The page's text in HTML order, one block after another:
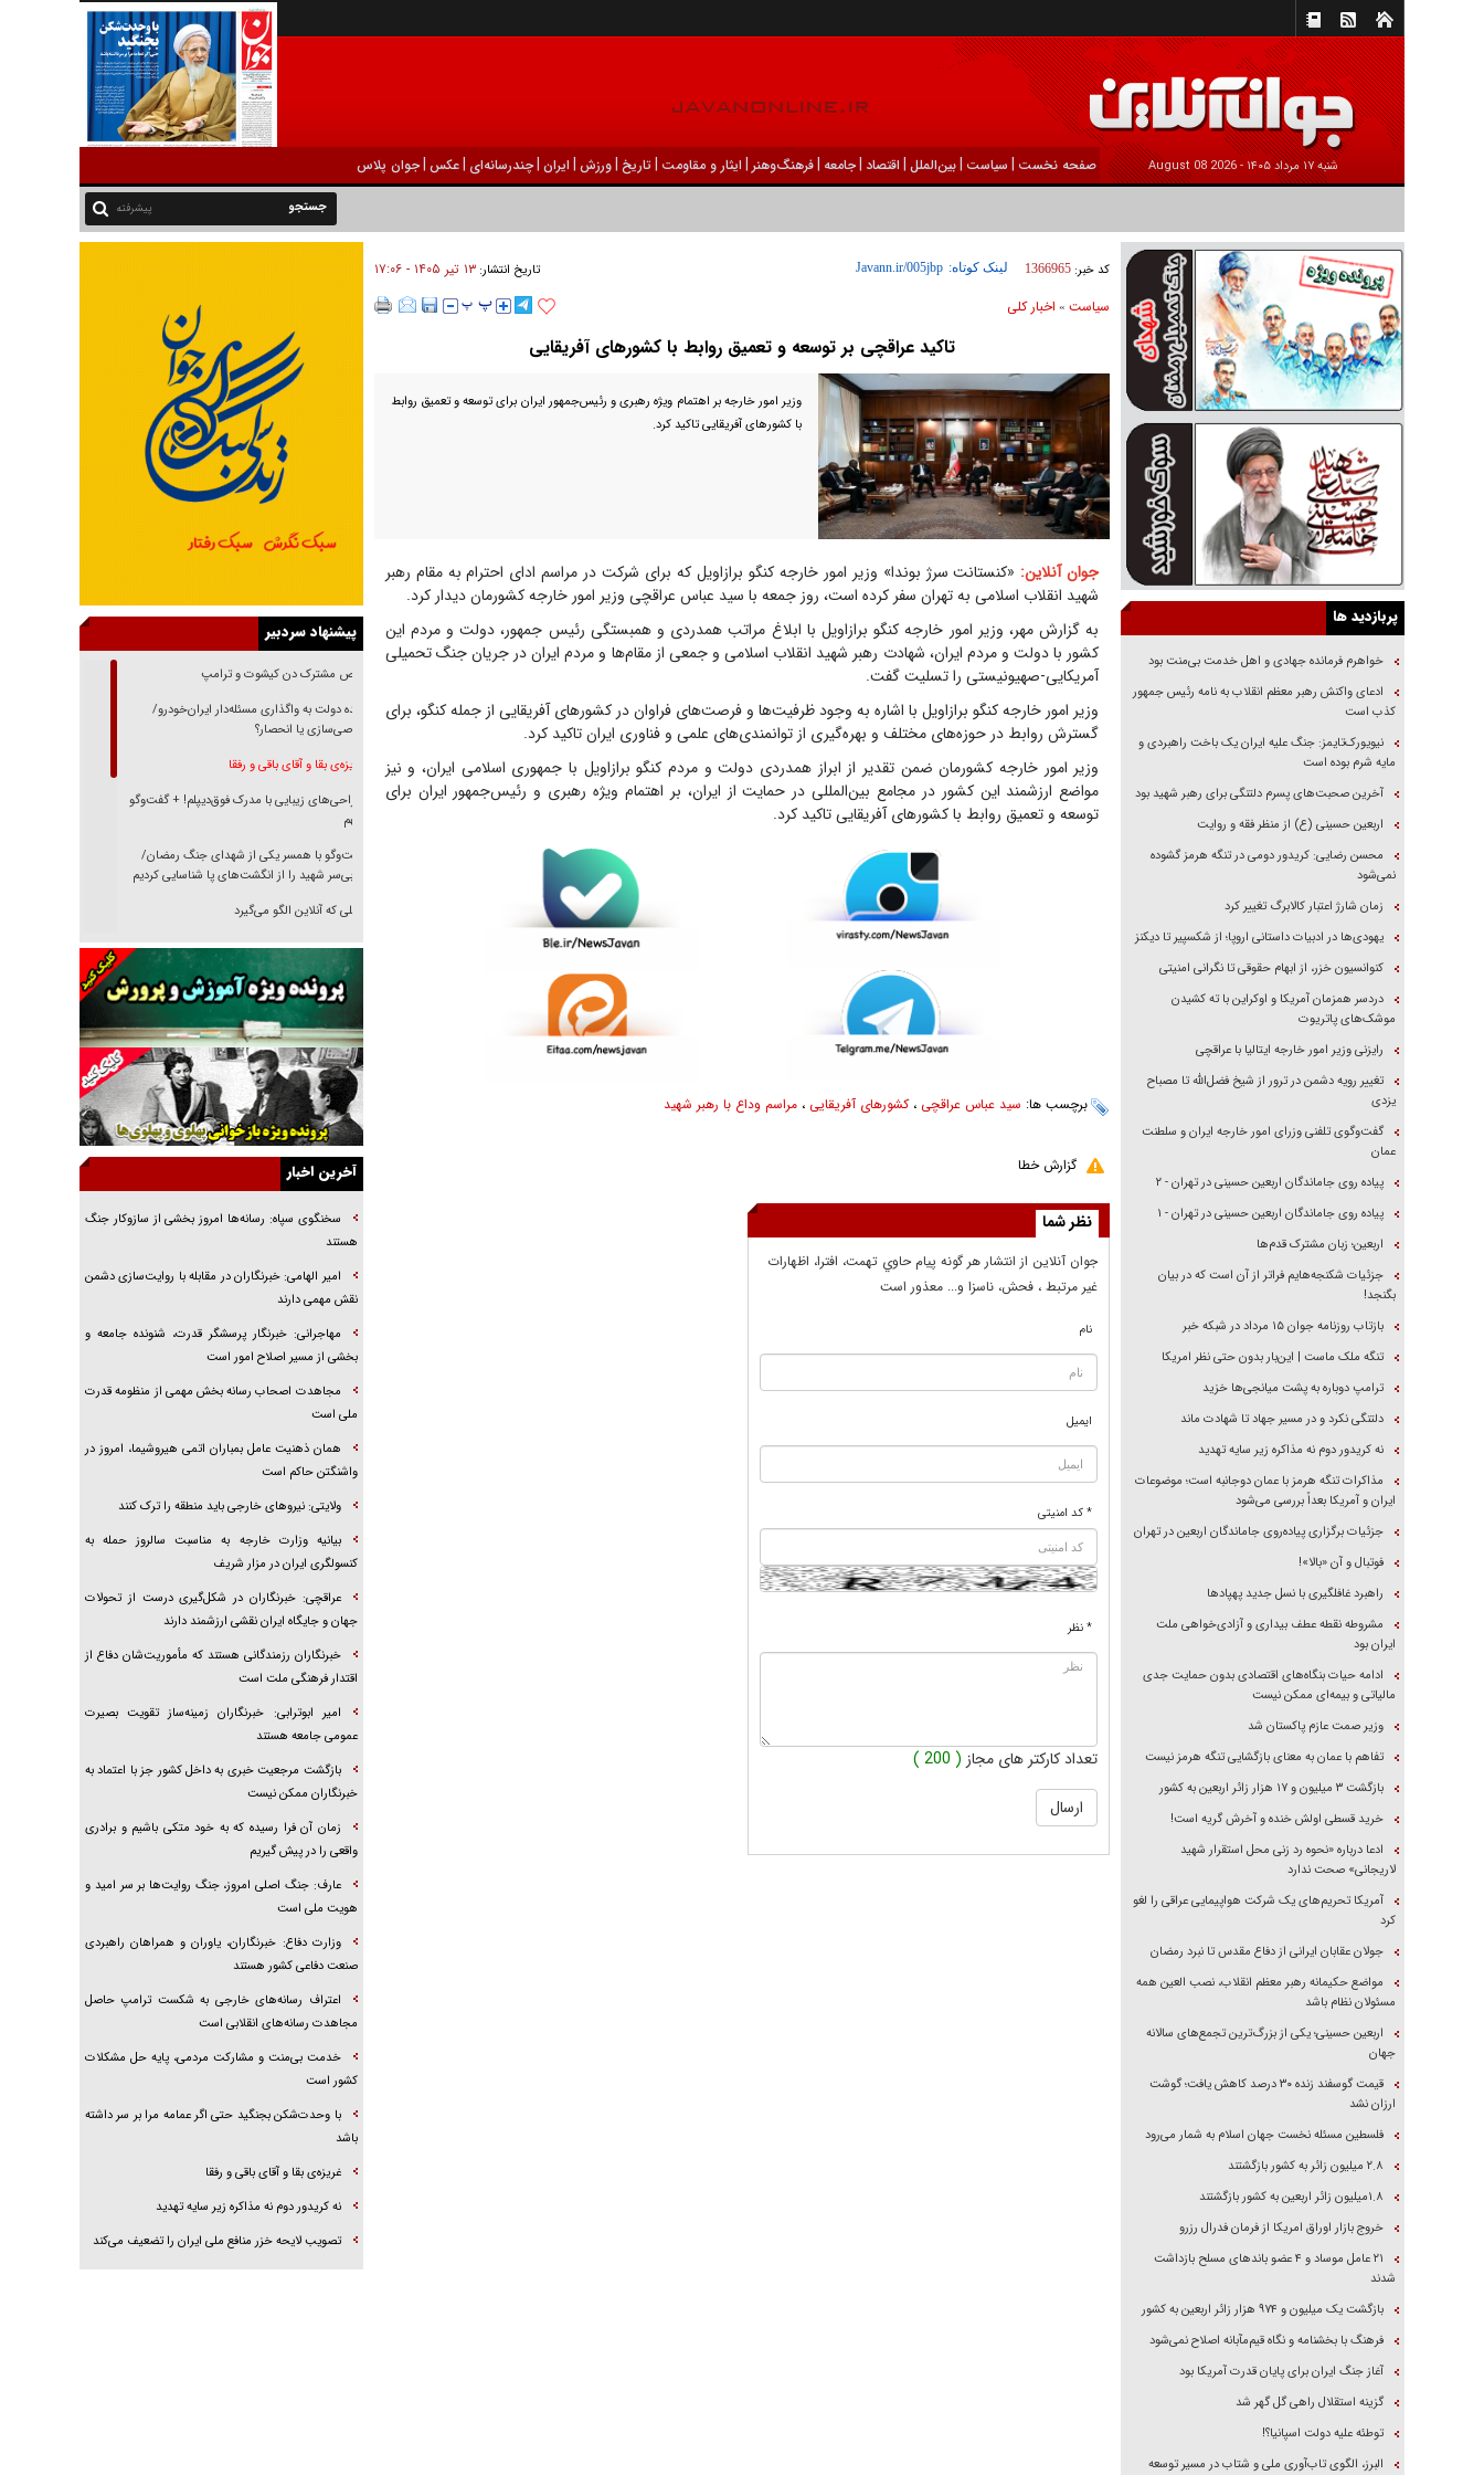
شنبه ۱۷ مرداد ۱۴۰۵ - 2026 August 08 صفحه نخست | سیاست |بين‌الملل | اقتصاد |جامعه |فرهنگ‌و‌هنر | ایثار و مقاومت |تاریخ |ورزش | ايران |چندرسانه‌ای |عکس |جوان پلاس
پیشرفته
کد خبر: 1366965 لینک کوتاه: تاریخ انتشار:۱۳ تير ۱۴۰۵ - ۱۷:۰۶
سیاست» اخبار کلی
تاکید عراقچی بر توسعه و تعمیق روابط با کشور‌های آفریقایی
وزیر امور خارجه بر اهتمام ویژه رهبری و رئیس‌جمهور ایران برای توسعه و تعمیق روابط
با کشور‌های آفریقایی تاکید کرد.
جوان آنلاین: «کنستانت سرژ بوندا» وزیر امور خارجه کنگو برازاویل که برای شرکت در مراسم ادای احترام به مقام رهبر
شهید انقلاب اسلامی به تهران سفر کرده است، روز جمعه با سید عباس عراقچی وزیر امور خارجه کشورمان دیدار کرد.
به گزارش مهر، وزیر امور خارجه کنگو برازاویل با ابلاغ مراتب همدردی و همبستگی رئیس جمهور، دولت و مردم این
کشور با دولت و مردم ایران، شهادت رهبر شهید انقلاب اسلامی و جمعی از مقام‌ها و مردم ایران در جریان جنگ تحمیلی
آمریکایی-صهیونیستی را تسلیت گفت.
وزیر امور خارجه کنگو برازاویل با اشاره به وجود ظرفیت‌ها و فرصت‌های فراوان در کشور‌های آفریقایی از جمله کنگو، برای
گسترش روابط در حوزه‌های مختلف و بهره‌گیری از توانمندی‌های علمی و فناوری ایران تاکید کرد.
وزیر امور خارجه کشورمان ضمن تقدیر از ابراز همدردی دولت و مردم کنگو برازاویل با جمهوری اسلامی ایران، و نیز
مواضع ارزشمند این کشور در مجامع بین‌المللی در حمایت از ایران، بر اهتمام ویژه رهبری و رئیس‌جمهور ایران برای
توسعه و تعمیق روابط با کشور‌های آفریقایی تاکید کرد.
برچسب ها: سید عباس عراقچی ،کشورهای آفریقایی ، مراسم وداع با رهبر شهید
گزارش خطا
نظر شما
جوان آنلاين از انتشار هر گونه پيام حاوي تهمت، افترا، اظهارات
غير مرتبط ، فحش، ناسزا و... معذور است
نام
ایمیل
* کد امنیتی
* نظر
تعداد کارکتر های مجاز ( 200 )
پربازدید ها
خواهرم فرمانده جهادی و اهل خدمت بی‌منت بود
ادعای واکنش رهبر معظم انقلاب به نامه رئیس جمهور
کذب است
نیویورک‌تایمز: جنگ علیه ایران یک باخت راهبردی و
مایه شرم بوده است
آخرین صحبت‌های پسرم دلتنگی برای رهبر شهید بود
اربعین حسینی (ع) از منظر فقه و روایت
محسن رضایی: کریدور دومی در تنگه هرمز گشوده
نمی‌شود
زمان شارژ اعتبار کالابرگ تغییر کرد
یهودی‌ها در ادبیات داستانی اروپا؛ از شکسپیر تا دیکنز
کنوانسیون خزر، از ابهام حقوقی تا نگرانی امنیتی
دردسر همزمان آمریکا و اوکراین با ته کشیدن
موشک‌های پاتریوت
رایزنی وزیر امور خارجه ایتالیا با عراقچی
تغییر رویه دشمن در ترور از شیخ فضل‌الله تا مصباح
یزدی
گفت‌وگوی تلفنی وزرای امور خارجه ایران و سلطنت
عمان
پیاده روی جاماندگان اربعین حسینی در تهران - ۲
پیاده روی جاماندگان اربعین حسینی در تهران - ۱
اربعین؛ زبان مشترک قدم‌ها
جزئیات شکنجه‌هایم فراتر از آن است که در بیان
بگنجد!
بازتاب روزنامه جوان ۱۵ مرداد در شبکه خبر
تنگه ملک ماست | این‌بار بدون حتی نظر امریکا
ترامپ دوباره به پشت میانجی‌ها خزید
دلتنگی نکرد و در مسیر جهاد تا شهادت ماند
نه کریدور دوم نه مذاکره زیر سایه تهدید
مذاکرات تنگه هرمز با عمان دوجانبه است؛ موضوعات
ایران و آمریکا بعداً بررسی می‌شود
جزئیات برگزاری پیاده‌روی جاماندگان اربعین در تهران
فوتبال و آن «بالا»!
راهبرد غافلگیری با نسل جدید پهپاد‌ها
مشروطه نقطه عطف بیداری و آزادی‌خواهی ملت
ایران بود
ادامه حیات بنگاه‌های اقتصادی بدون حمایت جدی
مالیاتی و بیمه‌ای ممکن نیست
وزیر صمت عازم پاکستان شد
تفاهم با عمان به معنای بازگشایی تنگه هرمز نیست
بازگشت ۳ میلیون و ۱۷ هزار زائر اربعین به کشور
خرید قسطی اولش خنده و آخرش گریه است!
ادعا درباره «نحوه رد زنی محل استقرار شهید
لاریجانی» صحت ندارد
آمریکا تحریم‌های یک شرکت هواپیمایی عراقی را لغو
کرد
جولان عقابان ایرانی از دفاع مقدس تا نبرد رمضان
مواضع حکیمانه رهبر معظم انقلاب، نصب العین همه
مسئولان نظام باشد
اربعین حسینی؛ یکی از بزرگ‌ترین تجمع‌های سالانه
جهان
قیمت گوسفند زنده ۳۰ درصد کاهش یافت؛ گوشت
ارزان نشد
فلسطین مسئله نخست جهان اسلام به شمار می‌رود
۲.۸ میلیون زائر به کشور بازگشتند
۱.۸میلیون زائر اربعین به کشور بازگشتند
خروج بازار اوراق امریکا از فرمان فدرال رزرو
۲۱ عامل موساد و ۴ عضو باند‌های مسلح بازداشت
شدند
بازگشت یک میلیون و ۹۷۴ هزار زائر اربعین به کشور
فرهنگ با بخشنامه و نگاه قیم‌مآبانه اصلاح نمی‌شود
آغاز جنگ ایران برای پایان قدرت آمریکا بود
گزینه استقلال راهی گل گهر شد
توطئه علیه دولت اسپانیا؟!
البرز، الگوی تاب‌آوری ملی و شتاب در مسیر توسعه
پیشنهاد سردبیر
رقص مشترک دن کیشوت و ترامپ
دنده دولت به واگذاری مسئله‌دار ایران‌خودرو/
خصوصی‌سازی یا انحصار؟
غریزه‌ی بقا و آقای باقی و رفقا
جراحی‌های زیبایی با مدرک فوق‌دیپلم! + گفت‌وگو
با متهم
گفت‌وگو با همسر یکی از شهدای جنگ رمضان/
پیکر بی‌سر شهید را از انگشت‌های پا شناسایی کردیم
نسلی که آنلاین الگو می‌گیرد
گفت‌وگو با آیت‌الله جاودان/ جفای مخالفان مکانت
معنوی رهبر شهید را ارتقا می‌داد
راننده مست به قانون می‌خندد
همه آقای دوربینی شده‌ایم!
قصه ناتمام سرویس مدارس
آیا مقاومت فلسطین خلع‌سلاح می‌شود؟
الگوی وحدت‌آفرین در ادراک سیاست خارجی
گفتگوی دکتر اخوان مدیرمسئول روزنامه جوان با
فریاد‌ها و ناله‌های دوستان مبارزدلم را آتش می‌زد
آخرین اخبار
سخنگوی سپاه: رسانه‌ها امروز بخشی از سازوکار جنگ
هستند
امیر الهامی: خبرنگاران در مقابله با روایت‌سازی دشمن
نقش مهمی دارند
مهاجرانی: خبرنگار پرسشگر قدرت، شنونده جامعه و
بخشی از مسیر اصلاح امور است
مجاهدت اصحاب رسانه بخش مهمی از منظومه قدرت
ملی است
همان ذهنیت عامل بمباران اتمی هیروشیما، امروز در
واشنگتن حاکم است
ولایتی: نیروهای خارجی باید منطقه را ترک کنند
بیانیه وزارت خارجه به مناسبت سالروز حمله به
کنسولگری ایران در مزار شریف
عراقچی: خبرنگاران در شکل‌گیری درست از تحولات
جهان و جایگاه ایران نقشی ارزشمند دارند
خبرنگاران رزمندگانی هستند که مأموریت‌شان دفاع از
اقتدار فرهنگی ملت است
امیر ابوترابی: خبرنگاران زمینه‌ساز تقویت بصیرت
عمومی جامعه هستند
بازگشت مرجعیت خبری به داخل کشور جز با اعتماد به
خبرنگاران ممکن نیست
زمان آن فرا رسیده که به خود متکی باشیم و برادری
واقعی را در پیش گیریم
عارف: جنگ اصلی امروز، جنگ روایت‌ها بر سر امید و
هویت ملی است
وزارت دفاع: خبرنگاران، یاوران و همراهان راهبردی
صنعت دفاعی کشور هستند
اعتراف رسانه‌های خارجی به شکست ترامپ حاصل
مجاهدت رسانه‌های انقلابی است
خدمت بی‌منت و مشارکت مردمی، پایه حل مشکلات
کشور است
با وحدت‌شکن بجنگید حتی اگر عمامه مرا بر سر داشته
باشد
غریزه‌ی بقا و آقای باقی و رفقا
نه کریدور دوم نه مذاکره زیر سایه تهدید
تصویب لایحه خزر منافع ملی ایران را تضعیف می‌کند